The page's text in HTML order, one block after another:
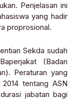
Penjelasan ini
yang hadir
proprosional.
Sekda sudah
(Badan
Peraturan yang
tentang ASN
jabatan bagi